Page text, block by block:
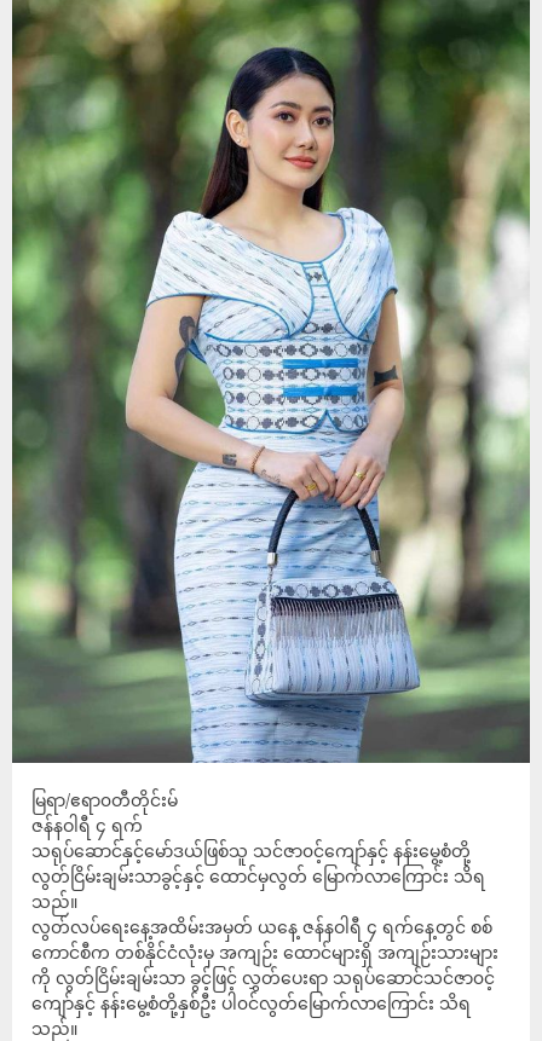
မြရာ/ဧရာ၀တီတိုင်းမ်
ဇန်နဝါရီ ၄ ရက်
သရုပ်ဆောင်နှင့်မော်ဒယ်ဖြစ်သူ သင်ဇာ၀င့်ကျော်နှင့် နန်းမွေ့စံတို့
လွတ်ငြိမ်းချမ်းသာခွင့်နှင့် ထောင်မှလွတ် မြောက်လာကြောင်း သိရ
သည်။
လွတ်လပ်ရေးနေ့အထိမ်းအမှတ် ယနေ့ ဇန်နဝါရီ ၄ ရက်နေ့တွင် စစ်
ကောင်စီက တစ်နိုင်ငံလုံးမှ အကျဉ်း ထောင်များရှိ အကျဉ်းသားများ
ကို လွတ်ငြိမ်းချမ်းသာ ခွင့်ဖြင့် လွှတ်ပေးရာ သရုပ်ဆောင်သင်ဇာ၀င့်
ကျော်နှင့် နန်းမွေ့စံတို့နှစ်ဦး ပါ၀င်လွတ်မြောက်လာကြောင်း သိရ
သည်။